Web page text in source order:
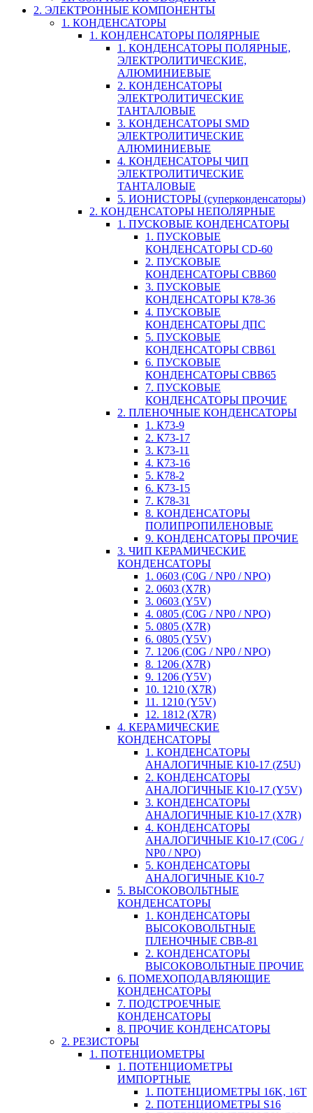
2. ЭЛЕКТРОННЫЕ КОМПОНЕНТЫ
1. КОНДЕНСАТОРЫ
1. КОНДЕНСАТОРЫ ПОЛЯРНЫЕ
1. КОНДЕНСАТОРЫ ПОЛЯРНЫЕ,
ЭЛЕКТРОЛИТИЧЕСКИЕ,
АЛЮМИНИЕВЫЕ
2. КОНДЕНСАТОРЫ
ЭЛЕКТРОЛИТИЧЕСКИЕ
ТАНТАЛОВЫЕ
3. КОНДЕНСАТОРЫ SMD
ЭЛЕКТРОЛИТИЧЕСКИЕ
АЛЮМИНИЕВЫЕ
4. КОНДЕНСАТОРЫ ЧИП
ЭЛЕКТРОЛИТИЧЕСКИЕ
ТАНТАЛОВЫЕ
5. ИОНИСТОРЫ (суперконденсаторы)
2. КОНДЕНСАТОРЫ НЕПОЛЯРНЫЕ
1. ПУСКОВЫЕ КОНДЕНСАТОРЫ
1. ПУСКОВЫЕ
КОНДЕНСАТОРЫ CD-60
2. ПУСКОВЫЕ
КОНДЕНСАТОРЫ CBB60
3. ПУСКОВЫЕ
КОНДЕНСАТОРЫ К78-36
4. ПУСКОВЫЕ
КОНДЕНСАТОРЫ ДПС
5. ПУСКОВЫЕ
КОНДЕНСАТОРЫ CBB61
6. ПУСКОВЫЕ
КОНДЕНСАТОРЫ CBB65
7. ПУСКОВЫЕ
КОНДЕНСАТОРЫ ПРОЧИЕ
2. ПЛЕНОЧНЫЕ КОНДЕНСАТОРЫ
1. К73-9
2. К73-17
3. К73-11
4. К73-16
5. К78-2
6. К73-15
7. К78-31
8. КОНДЕНСАТОРЫ
ПОЛИПРОПИЛЕНОВЫЕ
9. КОНДЕНСАТОРЫ ПРОЧИЕ
3. ЧИП КЕРАМИЧЕСКИЕ
КОНДЕНСАТОРЫ
1. 0603 (C0G / NP0 / NPO)
2. 0603 (X7R)
3. 0603 (Y5V)
4. 0805 (C0G / NP0 / NPO)
5. 0805 (X7R)
6. 0805 (Y5V)
7. 1206 (C0G / NP0 / NPO)
8. 1206 (X7R)
9. 1206 (Y5V)
10. 1210 (X7R)
11. 1210 (Y5V)
12. 1812 (X7R)
4. КЕРАМИЧЕСКИЕ
КОНДЕНСАТОРЫ
1. КОНДЕНСАТОРЫ
АНАЛОГИЧНЫЕ К10-17 (Z5U)
2. КОНДЕНСАТОРЫ
АНАЛОГИЧНЫЕ К10-17 (Y5V)
3. КОНДЕНСАТОРЫ
АНАЛОГИЧНЫЕ К10-17 (X7R)
4. КОНДЕНСАТОРЫ
АНАЛОГИЧНЫЕ К10-17 (C0G /
NP0 / NPO)
5. КОНДЕНСАТОРЫ
АНАЛОГИЧНЫЕ К10-7
5. ВЫСОКОВОЛЬТНЫЕ
КОНДЕНСАТОРЫ
1. КОНДЕНСАТОРЫ
ВЫСОКОВОЛЬТНЫЕ
ПЛЕНОЧНЫЕ CBB-81
2. КОНДЕНСАТОРЫ
ВЫСОКОВОЛЬТНЫЕ ПРОЧИЕ
6. ПОМЕХОПОДАВЛЯЮЩИЕ
КОНДЕНСАТОРЫ
7. ПОДСТРОЕЧНЫЕ
КОНДЕНСАТОРЫ
8. ПРОЧИЕ КОНДЕНСАТОРЫ
2. РЕЗИСТОРЫ
1. ПОТЕНЦИОМЕТРЫ
1. ПОТЕНЦИОМЕТРЫ
ИМПОРТНЫЕ
1. ПОТЕНЦИОМЕТРЫ 16K, 16T
2. ПОТЕНЦИОМЕТРЫ S16